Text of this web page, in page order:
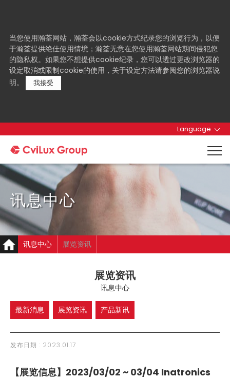
当您使用瀚荃网站，瀚荃会以cookie方式纪录您的浏览行为，以便
于瀚荃提供绝佳使用情境；瀚荃无意在您使用瀚荃网站期间侵犯您
的隐私权。如果您不想提供cookie纪录，您可以透过更改浏览器的
设定取消或限制cookie的使用，关于设定方法请参阅您的浏览器说
明。
我接受
Language
讯息中心
讯息中心
展览资讯
展览资讯
讯息中心
最新消息 展览资讯 产品新讯
发布日期 : 2023.01.17
【展览信息】2023/03/02 ~ 03/04 Inatronics